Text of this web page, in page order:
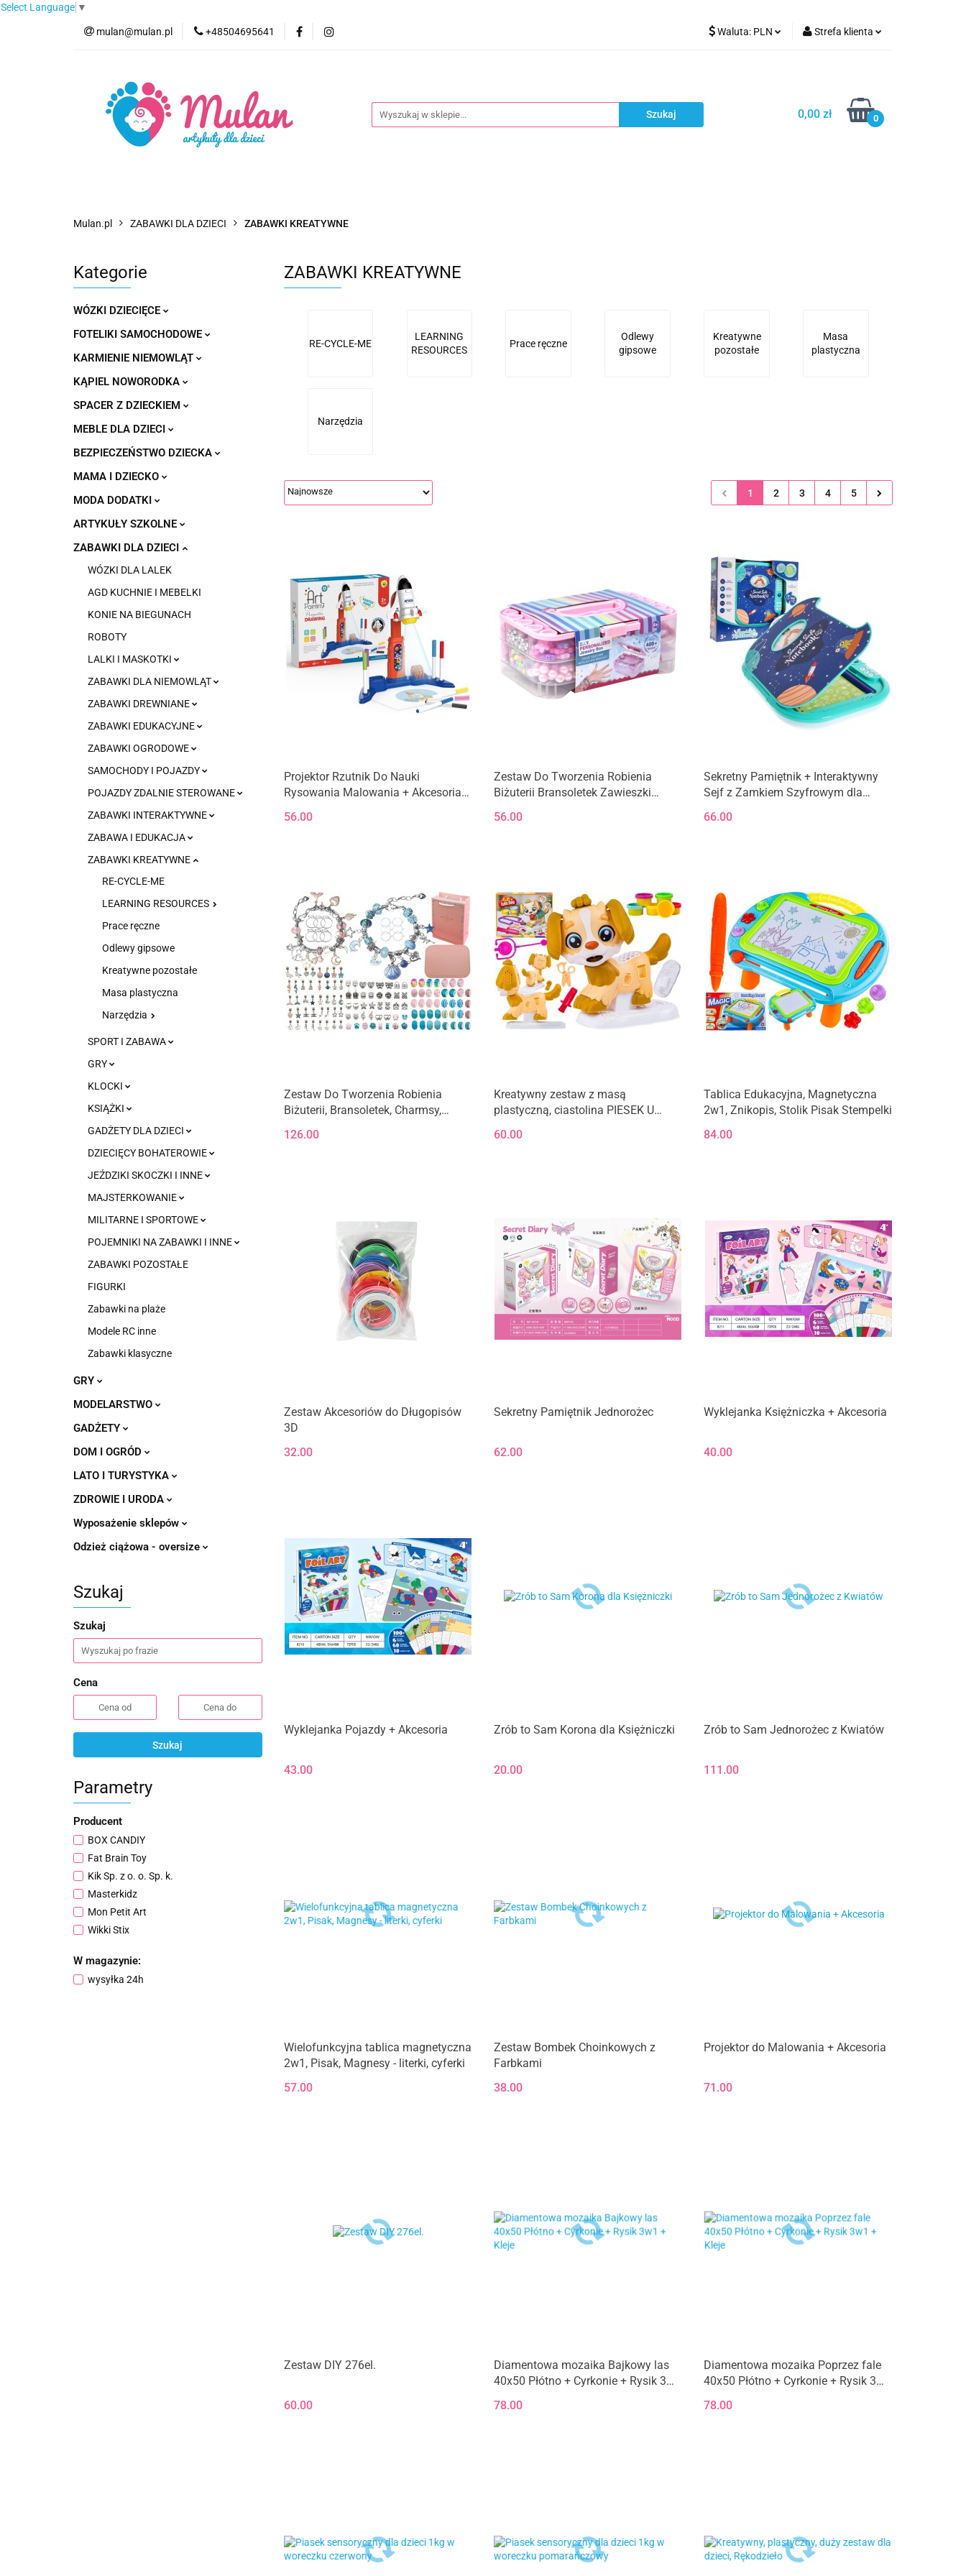
Select Language ▼
mulan@mulan.pl +48504695641 Waluta: PLN Strefa klienta
Dodaj zgłoszenie
0,00 zł 0
Wyprzedaż Promocje Karmienie
Nowości
Mulan.pl ZABAWKI DLA DZIECI ZABAWKI KREATYWNE
Kategorie
WÓZKI DZIECIĘCE
FOTELIKI SAMOCHODOWE
KARMIENIE NIEMOWLĄT
KĄPIEL NOWORODKA
SPACER Z DZIECKIEM
MEBLE DLA DZIECI
BEZPIECZEŃSTWO DZIECKA
MAMA I DZIECKO
MODA DODATKI
ARTYKUŁY SZKOLNE
ZABAWKI DLA DZIECI
WÓZKI DLA LALEK
AGD KUCHNIE I MEBELKI
KONIE NA BIEGUNACH
ROBOTY
LALKI I MASKOTKI
ZABAWKI DLA NIEMOWLĄT
ZABAWKI DREWNIANE
ZABAWKI EDUKACYJNE
ZABAWKI OGRODOWE
SAMOCHODY I POJAZDY
POJAZDY ZDALNIE STEROWANE
ZABAWKI INTERAKTYWNE
ZABAWA I EDUKACJA
ZABAWKI KREATYWNE
RE-CYCLE-ME
LEARNING RESOURCES
Prace ręczne
Odlewy gipsowe
Kreatywne pozostałe
Masa plastyczna
Narzędzia
SPORT I ZABAWA
GRY
KLOCKI
KSIĄŻKI
GADŻETY DLA DZIECI
DZIECIĘCY BOHATEROWIE
JEŹDZIKI SKOCZKI I INNE
MAJSTERKOWANIE
MILITARNE I SPORTOWE
POJEMNIKI NA ZABAWKI I INNE
ZABAWKI POZOSTAŁE
FIGURKI
Zabawki na plaże
Modele RC inne
Zabawki klasyczne
GRY
MODELARSTWO
GADŻETY
DOM I OGRÓD
LATO I TURYSTYKA
ZDROWIE I URODA
Wyposażenie sklepów
Odzież ciążowa - oversize
Szukaj
Szukaj
Cena
Szukaj
Parametry
Producent
BOX CANDIY
Fat Brain Toy
Kik Sp. z o. o. Sp. k.
Masterkidz
Mon Petit Art
Wikki Stix
W magazynie:
wysyłka 24h
ZABAWKI KREATYWNE
RE-CYCLE-ME
LEARNING
RESOURCES
Prace ręczne
Odlewy
gipsowe
Kreatywne
pozostałe
Masa
plastyczna
Narzędzia
1 2 3 4 5
Projektor Rzutnik Do Nauki
Rysowania Malowania + Akcesoria
56.00
Zestaw Do Tworzenia Robienia
Biżuterii Bransoletek Zawieszki
56.00
Sekretny Pamiętnik + Interaktywny
Sejf z Zamkiem Szyfrowym dla
dźwiękowe + Notatnik + Flamaster
66.00
Zestaw Do Tworzenia Robienia
Biżuterii, Bransoletek, Charmsy,
RÓŻOWY MIX + Etui
126.00
Kreatywny zestaw z masą
plastyczną, ciastolina PIESEK U
60.00
Tablica Edukacyjna, Magnetyczna
2w1, Znikopis, Stolik Pisak Stempelki
84.00
Zestaw Akcesoriów do Długopisów
3D
32.00
Sekretny Pamiętnik Jednorożec
62.00
Wyklejanka Księżniczka + Akcesoria
40.00
Wyklejanka Pojazdy + Akcesoria
43.00
Zrób to Sam Korona dla Księżniczki
20.00
Zrób to Sam Jednorożec z Kwiatów
111.00
Wielofunkcyjna tablica magnetyczna
2w1, Pisak, Magnesy - literki, cyferki
57.00
Zestaw Bombek Choinkowych z
Farbkami
38.00
Projektor do Malowania + Akcesoria
71.00
Zestaw DIY 276el.
60.00
Diamentowa mozaika Bajkowy las
40x50 Płótno + Cyrkonie + Rysik 3w1
78.00
Diamentowa mozaika Poprzez fale
40x50 Płótno + Cyrkonie + Rysik 3w1
78.00